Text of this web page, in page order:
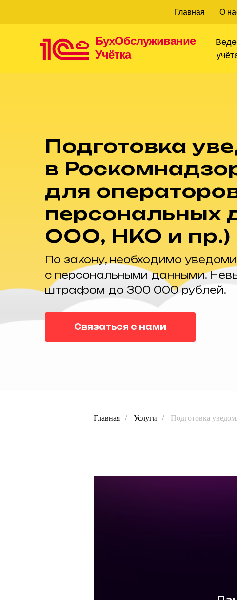
Главная О
БухОбслуживание
Учётка
Подготовка
в
для
персональных
ООО, НКО и пр.)
По закону, необходимо
с персональными данными.
штрафом до 300 000 рублей.
Связаться с нами
Главная / Услуги / Подготовка